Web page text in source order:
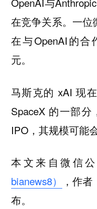
在竞争关系。一
在与OpenAI的合
元。
马斯克的 xAI 现
SpaceX 的一部
IPO，其规模可能
本文来自微信
bianews8）
，作
布。